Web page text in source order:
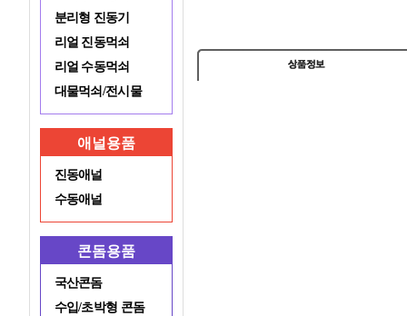
분리형 진동기
리얼 진동먹쇠
리얼 수동먹쇠
대물먹쇠/전시물
애널용품
진동애널
수동애널
콘돔용품
국산콘돔
수입/초박형 콘돔